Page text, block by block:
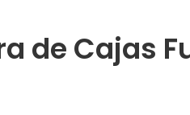
de Cajas